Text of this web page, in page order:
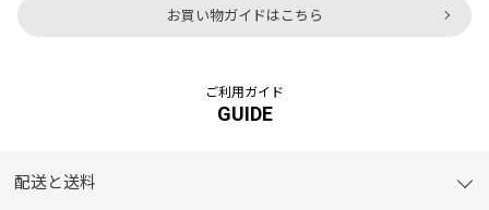
お買い物ガイドはこちら
ご利用ガイド
GUIDE
配送と送料